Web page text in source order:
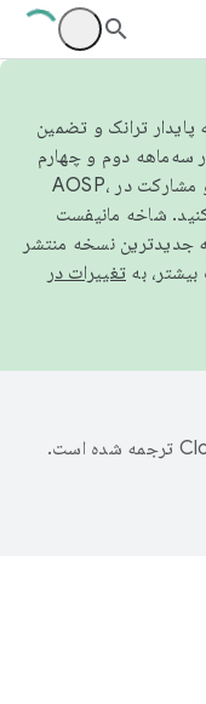
پایدار ترانک و تضمین
سه‌ماهه دوم و چهارم
شاخه مانیفست
جدیدترین نسخه منتشر
تغییرات در
ترجمه شده است.